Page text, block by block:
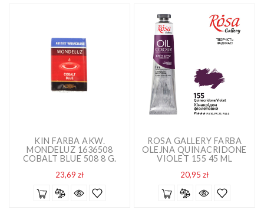
KIN FARBA AKW.
MONDELUZ 1636508
COBALT BLUE 508 8 G.
23,69 złCena
ROSA GALLERY FARBA
OLEJNA QUINACRIDONE
VIOLET 155 45 ML
20,95 złCena